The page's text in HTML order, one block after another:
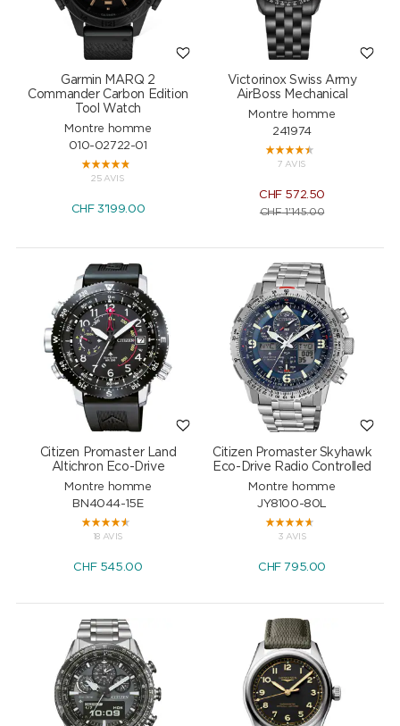
Garmin MARQ 2
Commander Carbon Edition
Tool Watch
Montre homme
010-02722-01
25 AVIS
CHF3'199.00
Victorinox Swiss Army
AirBoss Mechanical
Montre homme
241974
7 AVIS
CHF572.50
CHF1'145.00
Citizen Promaster Land
Altichron Eco-Drive
Montre homme
BN4044-15E
18 AVIS
CHF545.00
Citizen Promaster Skyhawk
Eco-Drive Radio Controlled
Montre homme
JY8100-80L
3 AVIS
CHF795.00